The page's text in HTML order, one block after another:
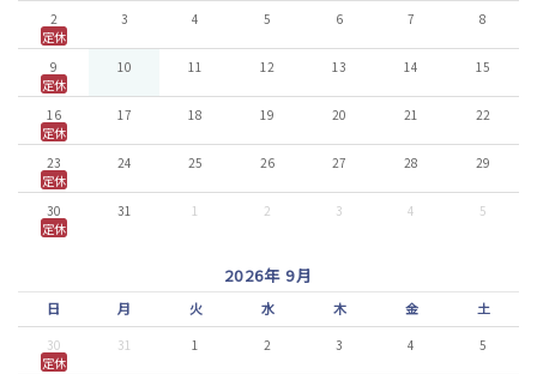
2
3 4 5 6 7
8
定休
9
10 11 12 13 14
15
定休
16
17 18 19 20 21
22
定休
23
24 25 26 27 28
29
定休
30
31 1 2 3 4
5
定休
2026年 9月
日 月 火 水 木 金 土
30 31 1 2 3 4
5
定休